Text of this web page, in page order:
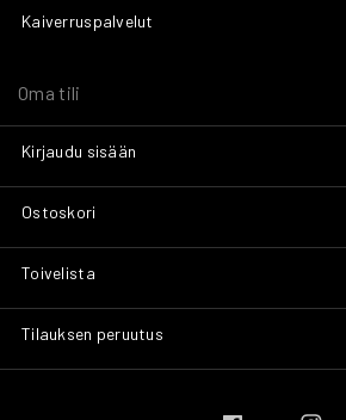
Kaiverruspalvelut
Oma tili
Kirjaudu sisään
Ostoskori
Toivelista
Tilauksen peruutus